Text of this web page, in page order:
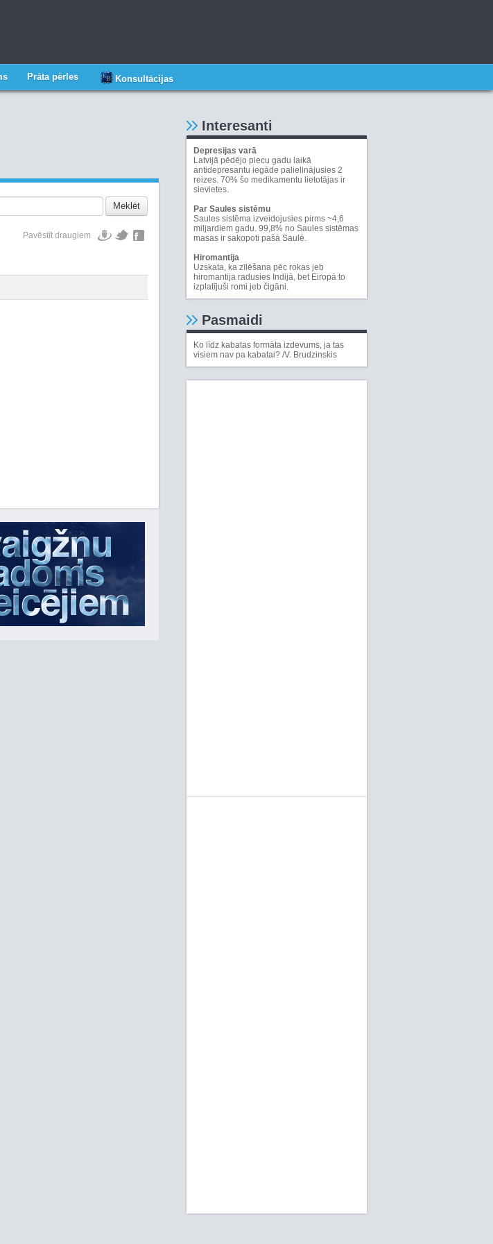
Prāta pērles Konsultācijas
Meklēt
Pavēstīt draugiem
Interesanti
Depresijas varā
Latvijā pēdējo piecu gadu laikā
antidepresantu iegāde palielinājusies 2
reizes. 70% šo medikamentu lietotājas ir
sievietes.
Par Saules sistēmu
Saules sistēma izveidojusies pirms ~4,6
miljardiem gadu. 99,8% no Saules sistēmas
masas ir sakopoti pašā Saulē.
Hiromantija
Uzskata, ka zīlēšana pēc rokas jeb
hiromantija radusies Indijā, bet Eiropā to
izplatījuši romi jeb čigāni.
Pasmaidi
Ko līdz kabatas formāta izdevums, ja tas
visiem nav pa kabatai? /V. Brudzinskis